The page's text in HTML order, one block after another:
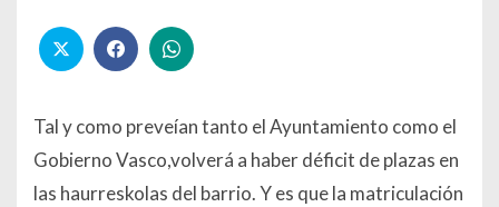
Tal y como preveían tanto el Ayuntamiento como el
Gobierno Vasco,volverá a haber déficit de plazas en
las haurreskolas del barrio. Y es que la matriculación